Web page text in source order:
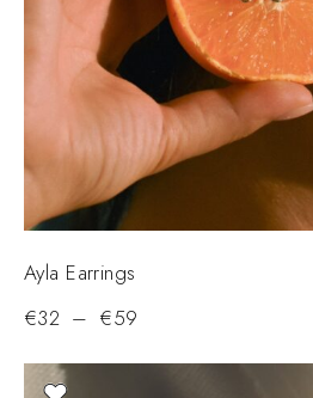
Ayla Earrings
€32 – €59